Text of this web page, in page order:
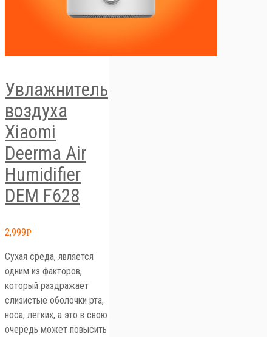
Увлажнитель
воздуха
Xiaomi
Deerma Air
Humidifier
DEM F628
2,999Р
Сухая среда, является
одним из факторов,
который раздражает
слизистые оболочки рта,
носа, легких, а это в свою
очередь может повысить